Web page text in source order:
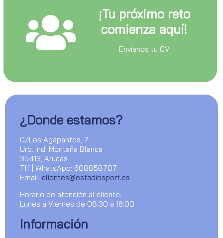
¡Tu próximo reto
comienza aquí!
Envianos tu CV
¿Donde estamos?
C/Los Agapantos, 7
Urb. Ind. Montaña Blanca
35413, Arucas
Tlf | WhatsApp: 608858707
Email: clientes@estadiosport.es
Horario de atención al cliente:
Lunes a Viernes de 08:30 a 16:00
Información